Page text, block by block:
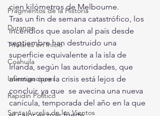
Fragmentos de la Historia
Durango
Titulares en Inicio
Coahuila
Investigaciones
Rapidín Político
Santa Aurelia de los Vientos
cien kilómetros de Melbourne.
Tras un fin de semana catastrófico, los
incendios que asolan al país desde
septiembre han destruido una
superficie equivalente a la isla de
Irlanda, según las autoridades, que
afirman que la crisis está lejos de
concluir, ya que  se avecina una nueva
canícula, temporada del año en la que